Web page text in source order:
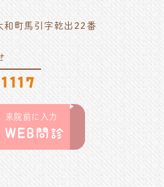
和町馬引字乾出22番
来院前に入力